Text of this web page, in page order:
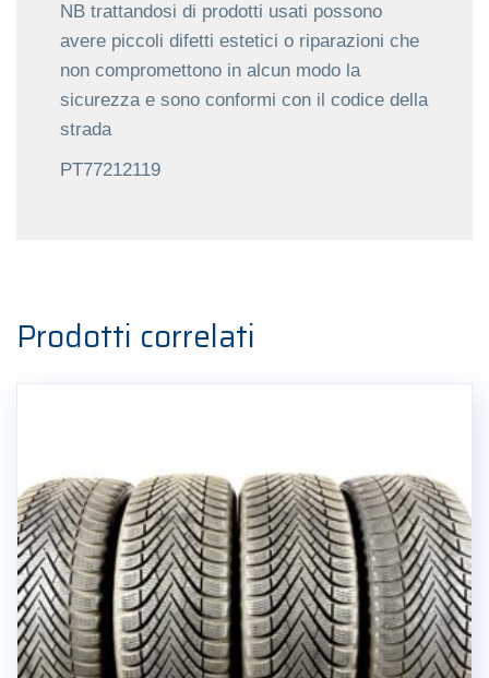
NB trattandosi di prodotti usati possono
avere piccoli difetti estetici o riparazioni che
non compromettono in alcun modo la
sicurezza e sono conformi con il codice della
strada
PT77212119
Prodotti correlati